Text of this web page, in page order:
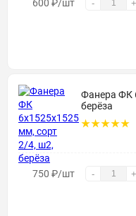
600 ₽/шт - +
Фанера ФК
берёза
750 ₽/шт - +